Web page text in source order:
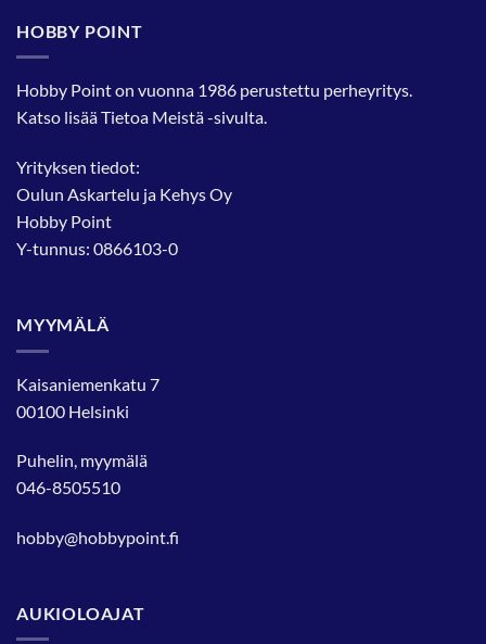
HOBBY POINT
Hobby Point on vuonna 1986 perustettu perheyritys.
Katso lisääTietoa Meistä-sivulta.
Yrityksen tiedot:
Oulun Askartelu ja Kehys Oy
Hobby Point
Y-tunnus: 0866103-0
MYYMÄLÄ
Kaisaniemenkatu 7
00100 Helsinki
Puhelin, myymälä
046-8505510
hobby@hobbypoint.fi
AUKIOLOAJAT